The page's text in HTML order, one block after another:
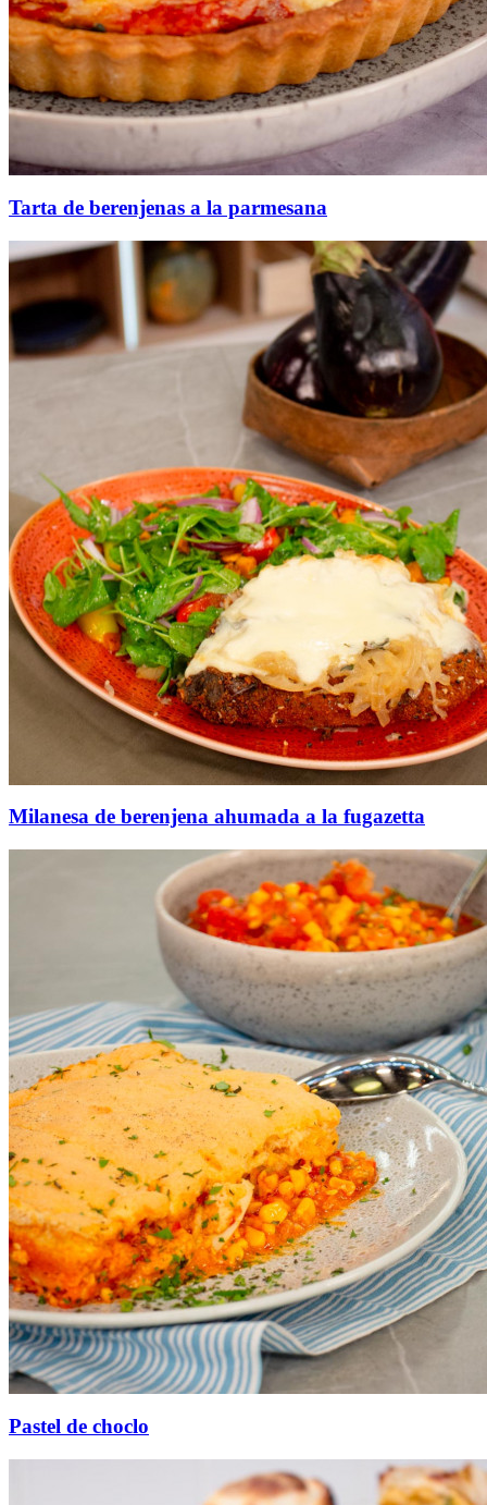
Tarta de berenjenas a la parmesana
Milanesa de berenjena ahumada a la fugazetta
Pastel de choclo